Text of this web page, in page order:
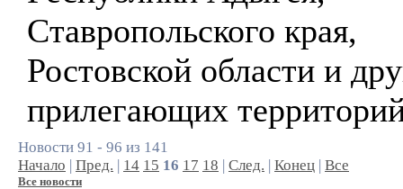
Ставропольского края,
Ростовской области и
прилегающих
Новости 91 - 96 из 141
Начало | Пред. | 14 15 16 17 18 | След. | Конец | Все
Все новости